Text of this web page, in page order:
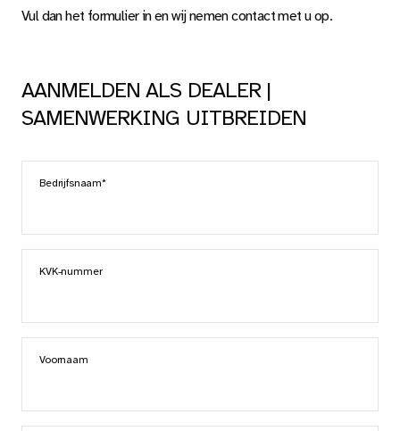
Vul dan het formulier in en wij nemen contact met u op.
Call me back by fax
AANMELDEN ALS DEALER |
SAMENWERKING UITBREIDEN
Bedrijfsnaam*
KVK-nummer
Voornaam